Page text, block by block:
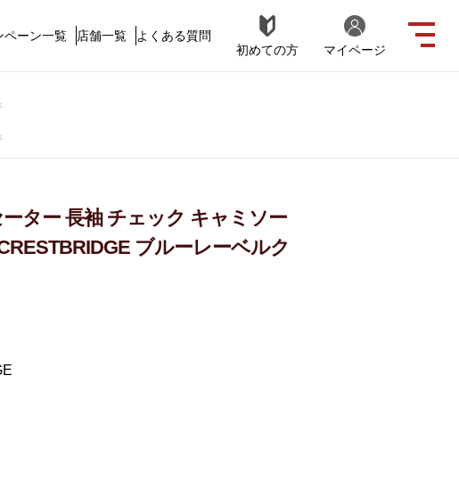
ペーン一覧 店舗一覧
よくある質問
初めての方
マイページ
ター 長袖 チェック キャミソー
ブルーレーベルク